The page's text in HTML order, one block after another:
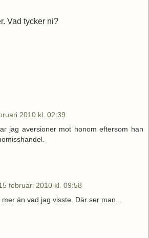
Vad tycker ni?
2010 kl. 02:39
jag aversioner mot honom eftersom han
februari 2010 kl. 09:58
än vad jag visste. Där ser man...